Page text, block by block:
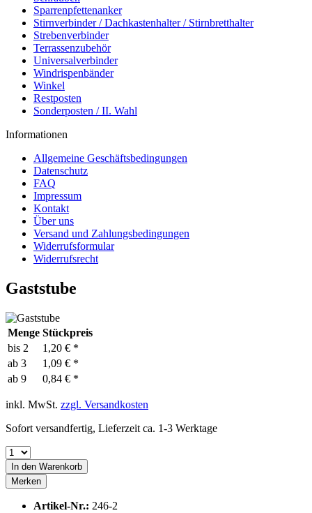
Sparrenpfettenanker
Stirnverbinder / Dachkastenhalter / Stirnbretthalter
Strebenverbinder
Terrassenzubehör
Universalverbinder
Windrispenbänder
Winkel
Restposten
Sonderposten / II. Wahl
Informationen
Allgemeine Geschäftsbedingungen
Datenschutz
FAQ
Impressum
Kontakt
Über uns
Versand und Zahlungsbedingungen
Widerrufsformular
Widerrufsrecht
Gaststube
Menge Stückpreis
bis 2
1,20 € *
ab 3
1,09 € *
ab 9 0,84 € *
inkl. MwSt. zzgl. Versandkosten
Sofort versandfertig, Lieferzeit ca. 1-3 Werktage
In den Warenkorb
Merken
Artikel-Nr.: 246-2